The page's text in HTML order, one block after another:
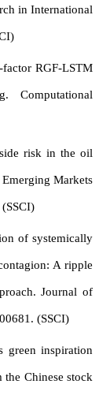
in International
RGF-LSTM
Computational
risk in the oil
Markets
of systemically
A ripple
Journal of
(SSCI)
inspiration
the Chinese stock